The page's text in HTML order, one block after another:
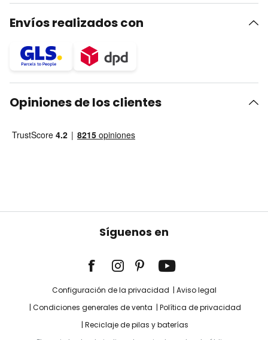
Envíos realizados con
Opiniones de los clientes
Síguenos en
Configuración de la privacidad
Aviso legal
Condiciones generales de venta
Política de privacidad
Reciclaje de pilas y baterías